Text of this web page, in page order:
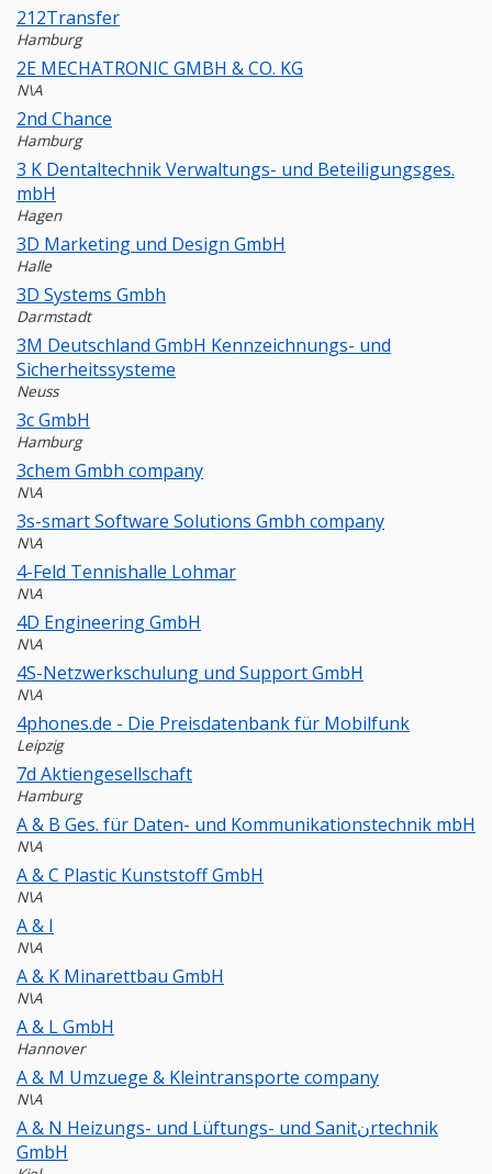
212Transfer
Hamburg
2E MECHATRONIC GMBH & CO. KG
N\A
2nd Chance
Hamburg
3 K Dentaltechnik Verwaltungs- und Beteiligungsges.
mbH
Hagen
3D Marketing und Design GmbH
Halle
3D Systems Gmbh
Darmstadt
3M Deutschland GmbH Kennzeichnungs- und
Sicherheitssysteme
Neuss
3c GmbH
Hamburg
3chem Gmbh company
N\A
3s-smart Software Solutions Gmbh company
N\A
4-Feld Tennishalle Lohmar
N\A
4D Engineering GmbH
N\A
4S-Netzwerkschulung und Support GmbH
N\A
4phones.de - Die Preisdatenbank für Mobilfunk
Leipzig
7d Aktiengesellschaft
Hamburg
A & B Ges. für Daten- und Kommunikationstechnik mbH
N\A
A & C Plastic Kunststoff GmbH
N\A
A & I
N\A
A & K Minarettbau GmbH
N\A
A & L GmbH
Hannover
A & M Umzuege & Kleintransporte company
N\A
A & N Heizungs- und Lüftungs- und Sanitنrtechnik
GmbH